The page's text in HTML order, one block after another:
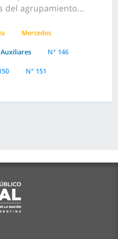
del agrupamiento...
Mercedes
N° 146
N° 151